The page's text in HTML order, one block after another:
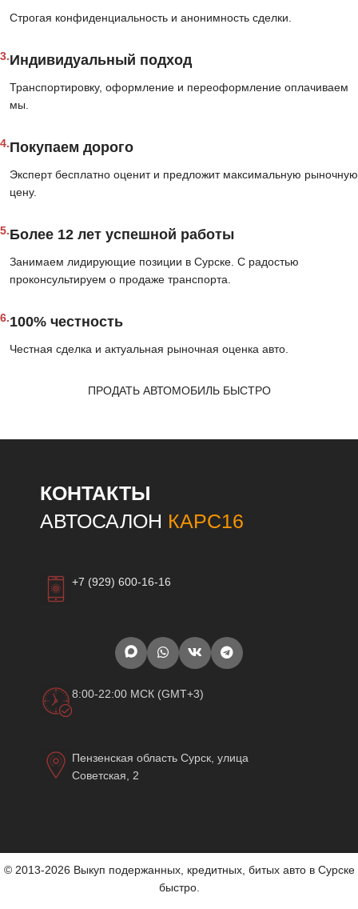
Строгая конфиденциальность и анонимность сделки.
3.Индивидуальный подход
Транспортировку, оформление и переоформление оплачиваем
мы.
4.Покупаем дорого
Эксперт бесплатно оценит и предложит максимальную рыночную
цену.
5.Более 12 лет успешной работы
Занимаем лидирующие позиции в Сурске. С радостью
проконсультируем о продаже транспорта.
6.100% честность
Честная сделка и актуальная рыночная оценка авто.
ПРОДАТЬ АВТОМОБИЛЬ БЫСТРО
КОНТАКТЫ
АВТОСАЛОН КАРС16
+7 (929) 600-16-16
8:00-22:00 МСК (GMT+3)
Пензенская область Сурск, улица
Советская, 2
© 2013-2026 Выкуп подержанных, кредитных, битых авто в Сурске
быстро.